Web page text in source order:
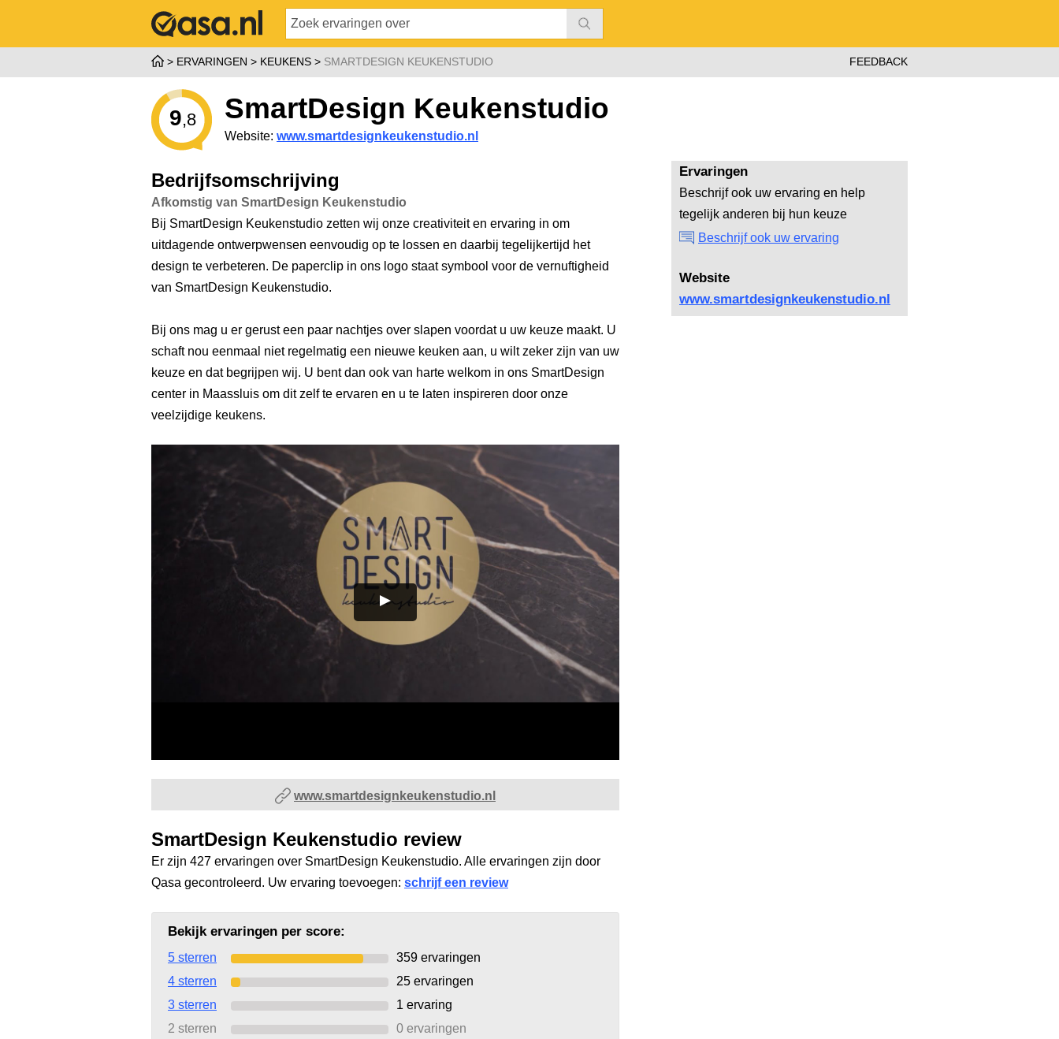
ERVARINGEN KEUKENS SMARTDESIGN KEUKENSTUDIO FEEDBACK
9,8 SmartDesign Keukenstudio
Website: www.smartdesignkeukenstudio.nl
Ervaringen
Beschrijf ook uw ervaring en help
tegelijk anderen bij hun keuze
Beschrijf ook uw ervaring
Website
www.smartdesignkeukenstudio.nl
Bedrijfsomschrijving
Afkomstig van SmartDesign Keukenstudio
Bij SmartDesign Keukenstudio zetten wij onze creativiteit en ervaring in om
uitdagende ontwerpwensen eenvoudig op te lossen en daarbij tegelijkertijd het
design te verbeteren. De paperclip in ons logo staat symbool voor de vernuftigheid
van SmartDesign Keukenstudio.
Bij ons mag u er gerust een paar nachtjes over slapen voordat u uw keuze maakt. U
schaft nou eenmaal niet regelmatig een nieuwe keuken aan, u wilt zeker zijn van uw
keuze en dat begrijpen wij. U bent dan ook van harte welkom in ons SmartDesign
center in Maassluis om dit zelf te ervaren en u te laten inspireren door onze
veelzijdige keukens.
www.smartdesignkeukenstudio.nl
SmartDesign Keukenstudio review
Er zijn 427 ervaringen over SmartDesign Keukenstudio. Alle ervaringen zijn door
Qasa gecontroleerd. Uw ervaring toevoegen: schrijf een review
Bekijk ervaringen per score:
5 sterren 359 ervaringen
4 sterren
25 ervaringen
3 sterren
1 ervaring
2 sterren
0 ervaringen